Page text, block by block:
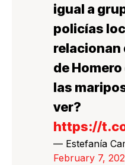
igual a
policías
relacionan
de
las
ver?
https://
— Estefanía
February 7,